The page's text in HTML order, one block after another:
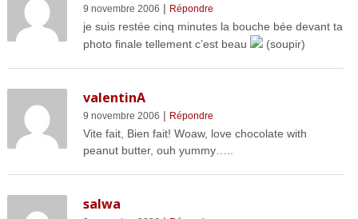
9 novembre 2006 | Répondre
je suis restée cinq minutes la bouche bée devant ta
photo finale tellement c’est beau
(soupir)
valentinA
9 novembre 2006 | Répondre
Vite fait, Bien fait! Woaw, love chocolate with
peanut butter, ouh yummy…..
salwa